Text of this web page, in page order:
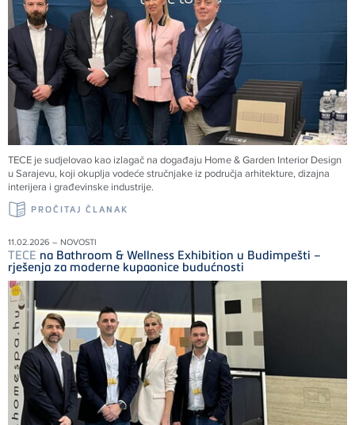
TECE je sudjelovao kao izlagač na događaju Home & Garden Interior Design
u Sarajevu, koji okuplja vodeće stručnjake iz područja arhitekture, dizajna
interijera i građevinske industrije.
PROČITAJ ČLANAK
11.02.2026 – NOVOSTI
TECE na Bathroom & Wellness Exhibition u Budimpešti –
rješenja za moderne kupaonice budućnosti